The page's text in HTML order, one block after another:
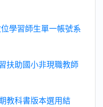
學習師生單一帳號系
扶助國小非現職教師
教科書版本選用結